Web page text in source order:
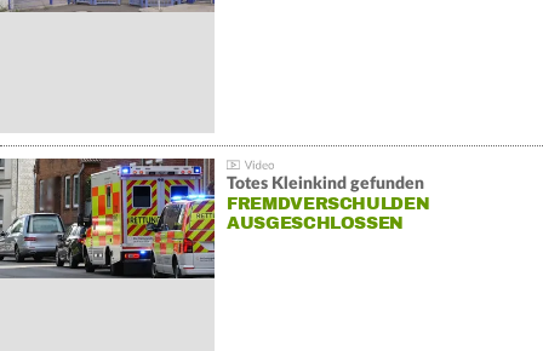
Totes Kleinkind gefunden
FREMDVERSCHULDEN
AUSGESCHLOSSEN